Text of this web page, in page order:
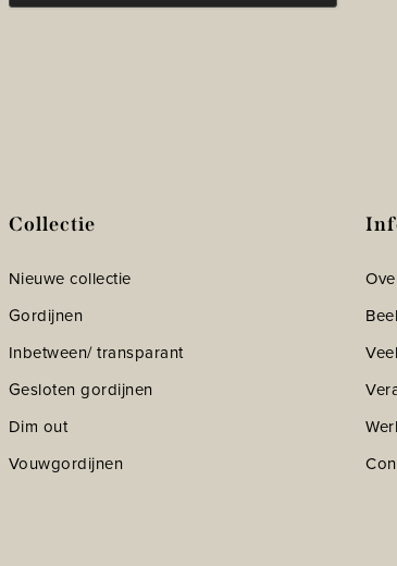
Collectie
Nieuwe collectie
Gordijnen
Inbetween/ transparant
Gesloten gordijnen
Dim out
Vouwgordijnen